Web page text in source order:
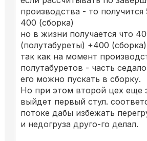
производства - то получится
400 (сборка)
но в жизни получается что
(полутабуреты) +400 (сборка)
так как на момент
полутабуретов - часть
его можно пускать в сборку.
Но при этом второй цех еще
выйдет первый стул.
потоке дабы избежать
и недогруза друго-го делал.